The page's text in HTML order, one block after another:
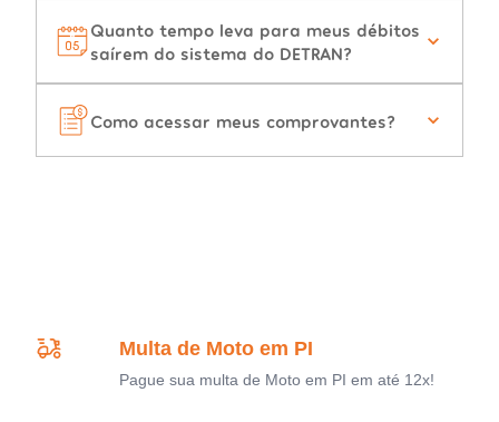
Quanto tempo leva para meus débitos
saírem do sistema do DETRAN?
Como acessar meus comprovantes?
Multa de Moto em PI
Pague sua multa de Moto em PI em até 12x!